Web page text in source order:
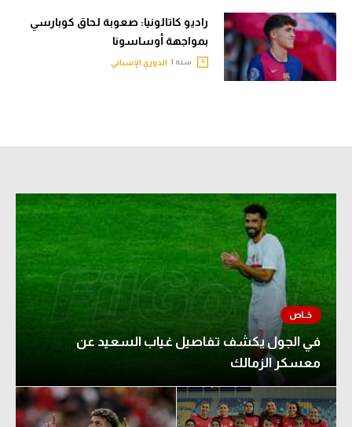
راديو كاتالونيا: صعوبة لحاق كوبارسي
بمواجهة أوساسونا
سنه | الدوري الإسباني
في الجول يكشف تفاصيل غياب السعيد عن
معسكر الزمالك